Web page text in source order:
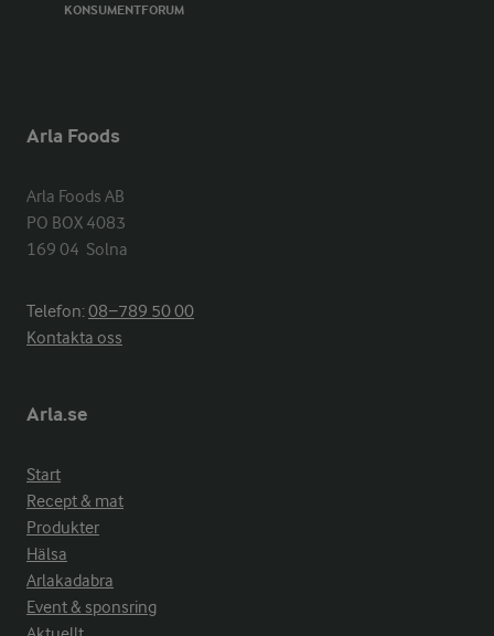
KONSUMENTFORUM
Arla Foods
Arla Foods AB
PO BOX 4083
169 04  Solna
Telefon:08−789 50 00
Kontakta oss
Arla.se
Start
Recept & mat
Produkter
Hälsa
Arlakadabra
Event & sponsring